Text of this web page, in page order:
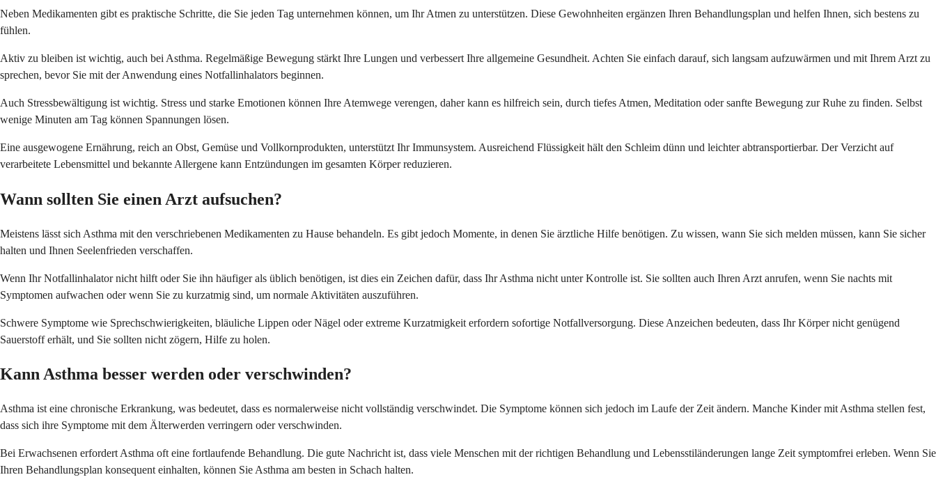
Neben Medikamenten gibt es praktische Schritte, die Sie jeden Tag unternehmen können, um Ihr Atmen zu unterstützen. Diese Gewohnheiten ergänzen Ihren Behandlungsplan und helfen Ihnen, sich bestens zu
fühlen.
Aktiv zu bleiben ist wichtig, auch bei Asthma. Regelmäßige Bewegung stärkt Ihre Lungen und verbessert Ihre allgemeine Gesundheit. Achten Sie einfach darauf, sich langsam aufzuwärmen und mit Ihrem Arzt zu
sprechen, bevor Sie mit der Anwendung eines Notfallinhalators beginnen.
Auch Stressbewältigung ist wichtig. Stress und starke Emotionen können Ihre Atemwege verengen, daher kann es hilfreich sein, durch tiefes Atmen, Meditation oder sanfte Bewegung zur Ruhe zu finden. Selbst
wenige Minuten am Tag können Spannungen lösen.
Eine ausgewogene Ernährung, reich an Obst, Gemüse und Vollkornprodukten, unterstützt Ihr Immunsystem. Ausreichend Flüssigkeit hält den Schleim dünn und leichter abtransportierbar. Der Verzicht auf
verarbeitete Lebensmittel und bekannte Allergene kann Entzündungen im gesamten Körper reduzieren.
Wann sollten Sie einen Arzt aufsuchen?
Meistens lässt sich Asthma mit den verschriebenen Medikamenten zu Hause behandeln. Es gibt jedoch Momente, in denen Sie ärztliche Hilfe benötigen. Zu wissen, wann Sie sich melden müssen, kann Sie sicher
halten und Ihnen Seelenfrieden verschaffen.
Wenn Ihr Notfallinhalator nicht hilft oder Sie ihn häufiger als üblich benötigen, ist dies ein Zeichen dafür, dass Ihr Asthma nicht unter Kontrolle ist. Sie sollten auch Ihren Arzt anrufen, wenn Sie nachts mit
Symptomen aufwachen oder wenn Sie zu kurzatmig sind, um normale Aktivitäten auszuführen.
Schwere Symptome wie Sprechschwierigkeiten, bläuliche Lippen oder Nägel oder extreme Kurzatmigkeit erfordern sofortige Notfallversorgung. Diese Anzeichen bedeuten, dass Ihr Körper nicht genügend
Sauerstoff erhält, und Sie sollten nicht zögern, Hilfe zu holen.
Kann Asthma besser werden oder verschwinden?
Asthma ist eine chronische Erkrankung, was bedeutet, dass es normalerweise nicht vollständig verschwindet. Die Symptome können sich jedoch im Laufe der Zeit ändern. Manche Kinder mit Asthma stellen fest,
dass sich ihre Symptome mit dem Älterwerden verringern oder verschwinden.
Bei Erwachsenen erfordert Asthma oft eine fortlaufende Behandlung. Die gute Nachricht ist, dass viele Menschen mit der richtigen Behandlung und Lebensstiländerungen lange Zeit symptomfrei erleben. Wenn Sie
Ihren Behandlungsplan konsequent einhalten, können Sie Asthma am besten in Schach halten.